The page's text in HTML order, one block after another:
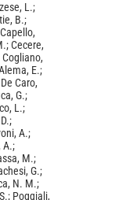
L.;
B.;
Cecere,
E.;
Caro,
G.;
L.;
A.;
A.;
M.;
G.;
N. M.;
Poggiali,